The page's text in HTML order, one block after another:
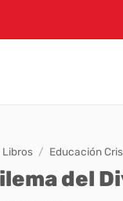
Libros / Educación
del